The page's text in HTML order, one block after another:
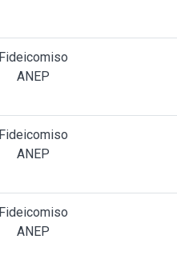
Fideicomiso
ANEP
Fideicomiso
ANEP
Fideicomiso
ANEP